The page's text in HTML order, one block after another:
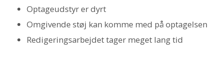
Optageudstyr er dyrt
Omgivende støj kan komme med på optagelsen
Redigeringsarbejdet tager meget lang tid